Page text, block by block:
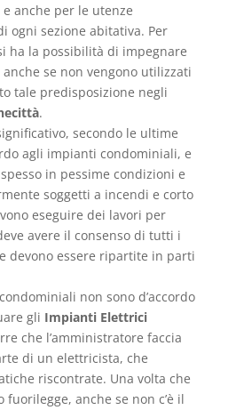
anche per le utenze
ogni sezione abitativa. Per
ha la possibilità di impegnare
se non vengono utilizzati
tale predisposizione negli
.
secondo le ultime
agli impianti condominiali, e
in pessime condizioni e
soggetti a incendi e corto
eseguire dei lavori per
avere il consenso di tutti i
devono essere ripartite in parti
non sono d’accordo
gli Impianti Elettrici
che l’amministratore faccia
di un elettricista, che
riscontrate. Una volta che
anche se non c’è il